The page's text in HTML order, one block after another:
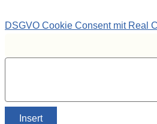
DSGVO Cookie Consent mit Real
Insert